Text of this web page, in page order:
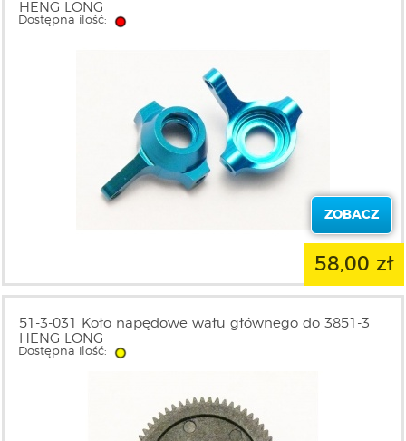
HENG LONG
Dostępna ilość:
ZOBACZ
58,00 zł
51-3-031 Koło napędowe wału głównego do 3851-3
HENG LONG
Dostępna ilość: